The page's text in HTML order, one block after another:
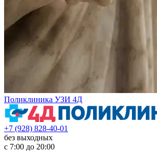
Поликлиника УЗИ 4Д
+7 (928) 828-40-01
без выходных
с 7:00 до 20:00